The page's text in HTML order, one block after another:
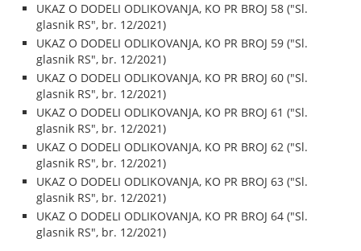
UKAZ O DODELI ODLIKOVANJA, KO PR BROJ 58 ("Sl.
glasnik RS", br. 12/2021)
UKAZ O DODELI ODLIKOVANJA, KO PR BROJ 59 ("Sl.
glasnik RS", br. 12/2021)
UKAZ O DODELI ODLIKOVANJA, KO PR BROJ 60 ("Sl.
glasnik RS", br. 12/2021)
UKAZ O DODELI ODLIKOVANJA, KO PR BROJ 61 ("Sl.
glasnik RS", br. 12/2021)
UKAZ O DODELI ODLIKOVANJA, KO PR BROJ 62 ("Sl.
glasnik RS", br. 12/2021)
UKAZ O DODELI ODLIKOVANJA, KO PR BROJ 63 ("Sl.
glasnik RS", br. 12/2021)
UKAZ O DODELI ODLIKOVANJA, KO PR BROJ 64 ("Sl.
glasnik RS", br. 12/2021)